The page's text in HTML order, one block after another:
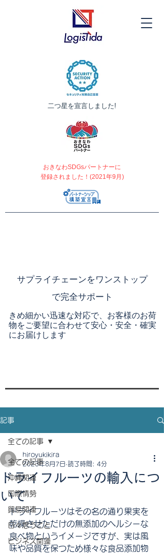
​サプライチェーンをワンストップ
で完全サポート
きめ細かい迅速な対応で、お客様のお荷
物をご要望に合わせて安心・安全・確実
にお届けします
​二つ星を宣言しました!
おきなわSDGsパートナーに
登録されました！(2021年9月)
記事
全ての記事
沖縄関連
国際情勢
貿易関連
日々思うこと
ビジネス関連
全ての記事
ドライフルーツの輸入につ
いて
hiroyukikira
2023年8月7日 読了時間: 4分
ドライフルーツはその名の通り果実を
乾燥させただけの無添加のヘルシーな
食べ物というイメージですが、実は風
味や品質を保つため様々な食品添加物